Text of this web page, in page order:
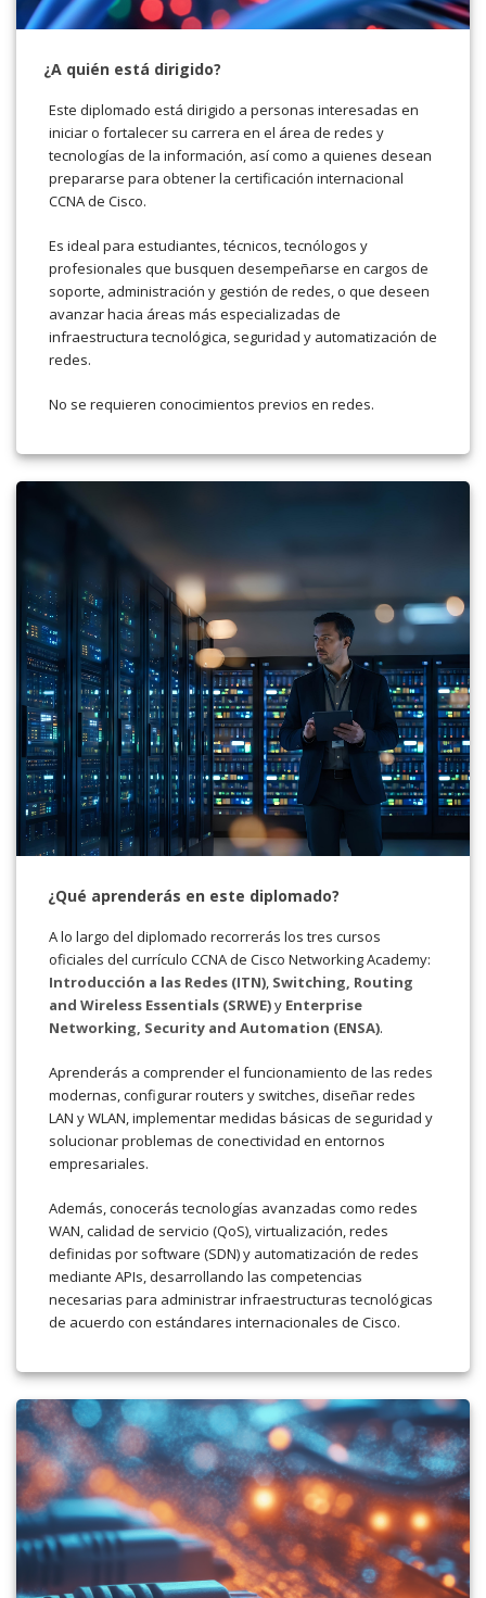
¿A quién está dirigido?
Este diplomado está dirigido a personas interesadas en
iniciar o fortalecer su carrera en el área de redes y
tecnologías de la información, así como a quienes desean
prepararse para obtener la certificación internacional
CCNA de Cisco.
Es ideal para estudiantes, técnicos, tecnólogos y
profesionales que busquen desempeñarse en cargos de
soporte, administración y gestión de redes, o que deseen
avanzar hacia áreas más especializadas de
infraestructura tecnológica, seguridad y automatización de
redes.
No se requieren conocimientos previos en redes.
¿Qué aprenderás en este diplomado?
A lo largo del diplomado recorrerás los tres cursos
oficiales del currículo CCNA de Cisco Networking Academy:
Introducción a las Redes (ITN), Switching, Routing
and Wireless Essentials (SRWE)y Enterprise
Networking, Security and Automation (ENSA).
Aprenderás a comprender el funcionamiento de las redes
modernas, configurar routers y switches, diseñar redes
LAN y WLAN, implementar medidas básicas de seguridad y
solucionar problemas de conectividad en entornos
empresariales.
Además, conocerás tecnologías avanzadas como redes
WAN, calidad de servicio (QoS), virtualización, redes
definidas por software (SDN) y automatización de redes
mediante APIs, desarrollando las competencias
necesarias para administrar infraestructuras tecnológicas
de acuerdo con estándares internacionales de Cisco.